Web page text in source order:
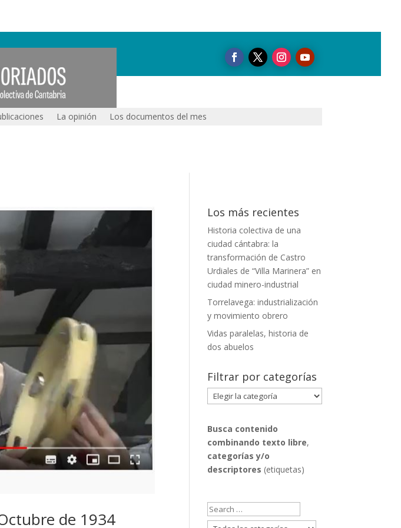
La opinión Los documentos del mes
de 1934
Los más recientes
Historia colectiva de una
ciudad cántabra: la
transformación de Castro
Urdiales de “Villa Marinera” en
ciudad minero-industrial
Torrelavega: industrialización
y movimiento obrero
Vidas paralelas, historia de
dos abuelos
Filtrar por categorías
Filtrar
por
Busca contenido
combinando texto libre,
categorías y/o
descriptores (etiquetas)